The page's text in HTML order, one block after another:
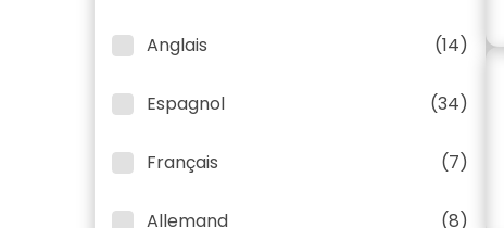
Anglais (14)
Espagnol (34)
Français (7)
Allemand (8)